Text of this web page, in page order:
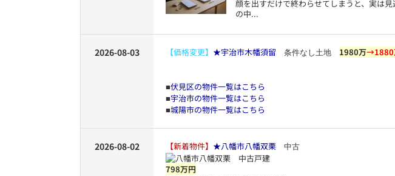
顔を出すだけで終わらせてしまうと、実は
の中...
2026-08-03 【価格変更】 ★宇治市木幡須留 条件なし土地 1980万→1880
■伏見区の物件一覧はこちら
■宇治市の物件一覧はこちら
■城陽市の物件一覧はこちら
2026-08-02 【新着物件】 ★八幡市八幡双栗 中古
798万円